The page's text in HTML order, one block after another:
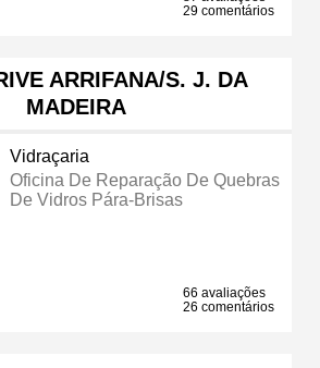
29 comentários
ARRIFANA/S. J. DA
MADEIRA
Vidraçaria
Oficina De Reparação De Quebras
De Vidros Pára-Brisas
66 avaliações
26 comentários